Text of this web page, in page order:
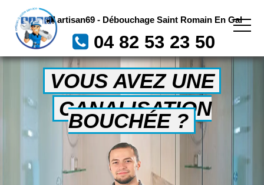
artisan69 - Débouchage Saint Romain En Gal
04 82 53 23 50
VOUS AVEZ UNE
CANALISATION
BOUCHÉE ?